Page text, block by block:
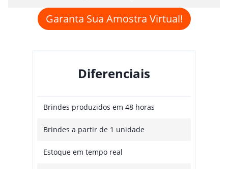
Garanta Sua Amostra Virtual!
Diferenciais
Brindes produzidos em 48 horas
Brindes a partir de 1 unidade
Estoque em tempo real